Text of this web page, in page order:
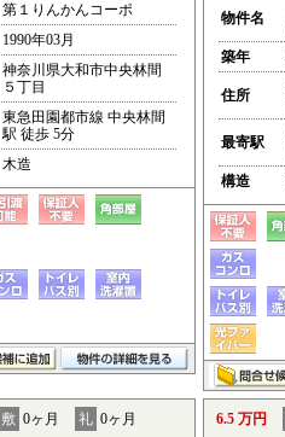
第１りんかんコーポ
1990年03月
神奈川県大和市中央林間
５丁目
東急田園都市線 中央林間
駅 徒歩 5分
木造
物件名
築年
住所
最寄駅
構造
敷 0ヶ月 礼 0ヶ月 6.5 万円